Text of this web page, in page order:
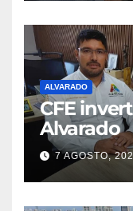
ALVARADO
CFE
Alvarado
7 AGOSTO,